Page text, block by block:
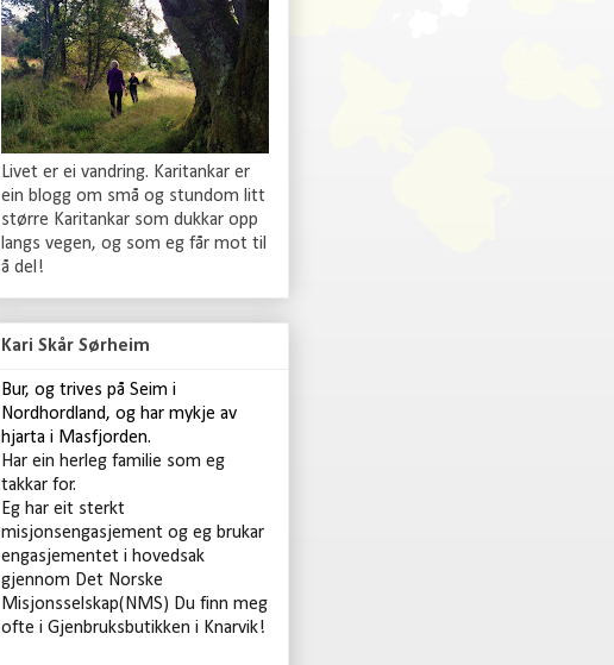
Livet er ei vandring. Karitankar er
ein blogg om små og stundom litt
større Karitankar som dukkar opp
langs vegen, og som eg får mot til
å del!
Kari Skår Sørheim
Bur, og trives på Seim i
Nordhordland, og har mykje av
hjarta i Masfjorden.
Har ein herleg familie som eg
takkar for.
Eg har eit sterkt
misjonsengasjement og eg brukar
engasjementet i hovedsak
gjennom Det Norske
Misjonsselskap(NMS) Du finn meg
ofte i Gjenbruksbutikken i Knarvik!